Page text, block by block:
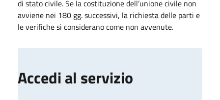
di stato civile. Se la costituzione dell’unione civile non
avviene nei 180 gg. successivi, la richiesta delle parti e
le verifiche si considerano come non avvenute.
Accedi al servizio